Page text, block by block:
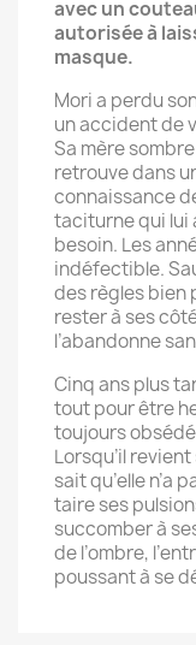
avec un
autorisée à
masque.
Mori a perdu
un accident de
Sa mère
retrouve dans
connaissance
taciturne qui lui
besoin. Les
indéfectible.
des règles bien
rester à ses
l’abandonne
Cinq ans plus
tout pour être
toujours
Lorsqu’il
sait qu’elle n’a
taire ses
succomber à
de l’ombre,
poussant à se